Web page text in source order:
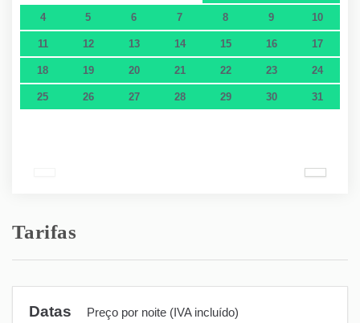
4 5 6 7 8 9 10
11 12 13 14 15 16 17
18 19 20 21 22 23 24
25 26 27 28 29 30 31
Tarifas
Datas Preço por noite (IVA incluído)